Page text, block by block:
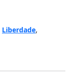
Liberdade,